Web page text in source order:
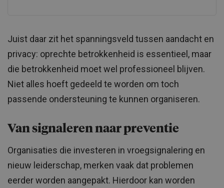
Juist daar zit het spanningsveld tussen aandacht en
privacy: oprechte betrokkenheid is essentieel, maar
die betrokkenheid moet wel professioneel blijven.
Niet alles hoeft gedeeld te worden om toch
passende ondersteuning te kunnen organiseren.
Van signaleren naar preventie
Organisaties die investeren in vroegsignalering en
nieuw leiderschap, merken vaak dat problemen
eerder worden aangepakt. Hierdoor kan worden